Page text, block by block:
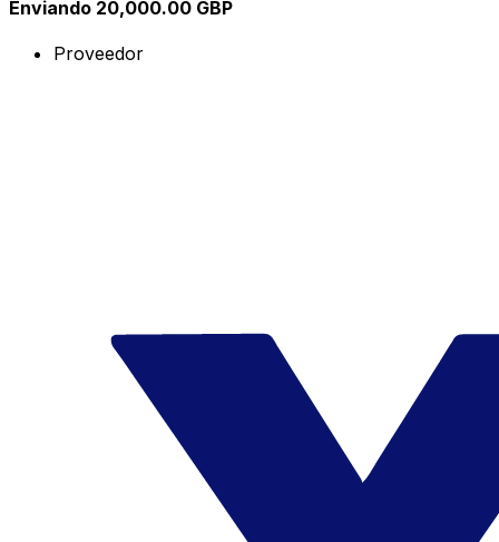
Enviando 20,000.00 GBP
Proveedor